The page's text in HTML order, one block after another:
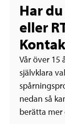
Har
eller
Vår över 15
självklara
nedan så
berätta mer